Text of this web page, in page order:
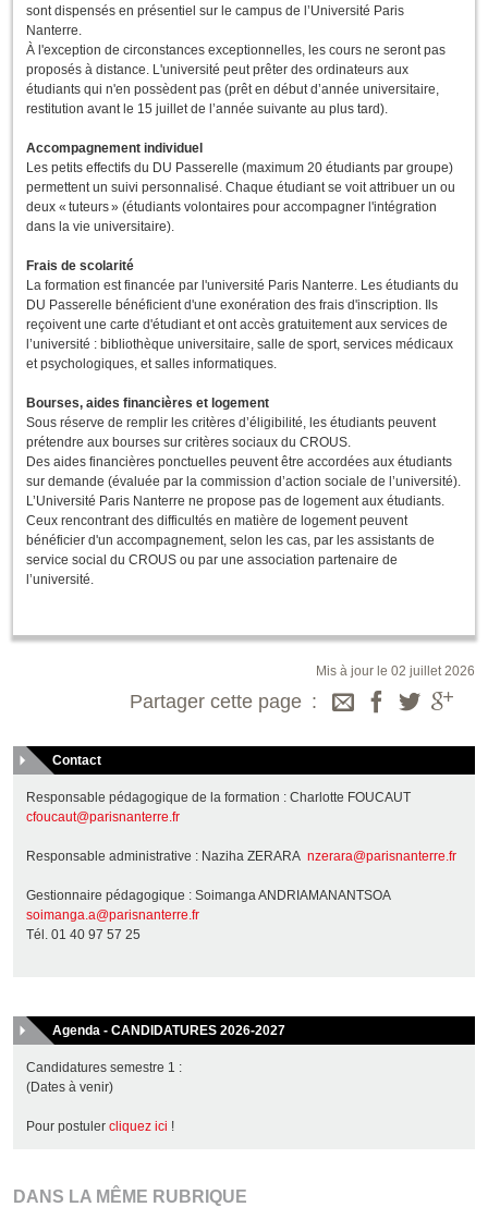
sont dispensés en présentiel sur le campus de l’Université Paris
Nanterre.
À l'exception de circonstances exceptionnelles, les cours ne seront pas
proposés à distance. L'université peut prêter des ordinateurs aux
étudiants qui n'en possèdent pas (prêt en début d’année universitaire,
restitution avant le 15 juillet de l’année suivante au plus tard).
Accompagnement individuel
Les petits effectifs du DU Passerelle (maximum 20 étudiants par groupe)
permettent un suivi personnalisé. Chaque étudiant se voit attribuer un ou
deux « tuteurs » (étudiants volontaires pour accompagner l'intégration
dans la vie universitaire).
Frais de scolarité
La formation est financée par l'université Paris Nanterre. Les étudiants du
DU Passerelle bénéficient d'une exonération des frais d'inscription. Ils
reçoivent une carte d'étudiant et ont accès gratuitement aux services de
l’université : bibliothèque universitaire, salle de sport, services médicaux
et psychologiques, et salles informatiques.
Bourses, aides financières et logement
Sous réserve de remplir les critères d’éligibilité, les étudiants peuvent
prétendre aux bourses sur critères sociaux du CROUS.
Des aides financières ponctuelles peuvent être accordées aux étudiants
sur demande (évaluée par la commission d’action sociale de l’université).
L’Université Paris Nanterre ne propose pas de logement aux étudiants.
Ceux rencontrant des difficultés en matière de logement peuvent
bénéficier d'un accompagnement, selon les cas, par les assistants de
service social du CROUS ou par une association partenaire de
l’université.
Mis à jour le 02 juillet 2026
Partager cette page
Contact
Responsable pédagogique de la formation : Charlotte FOUCAUT
cfoucaut@parisnanterre.fr
Responsable administrative : Naziha ZERARA nzerara@parisnanterre.fr
Gestionnaire pédagogique : Soimanga ANDRIAMANANTSOA
soimanga.a@parisnanterre.fr
Tél. 01 40 97 57 25
Agenda - CANDIDATURES 2026-2027
Candidatures semestre 1 :
(Dates à venir)
Pour postuler cliquez ici !
DANS LA MÊME RUBRIQUE